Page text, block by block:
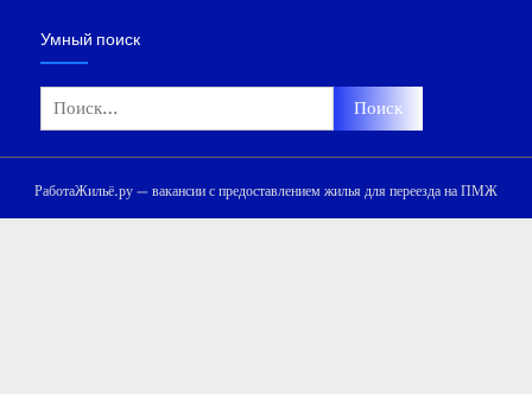
Умный поиск
Найти:
РаботаЖильё.ру — вакансии с предоставлением жилья для переезда на ПМЖ